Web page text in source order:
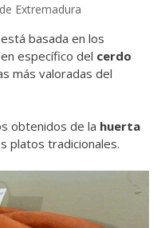
Extremadura
basada en los
específico del cerdo
más valoradas del
obtenidos de la huerta
platos tradicionales.